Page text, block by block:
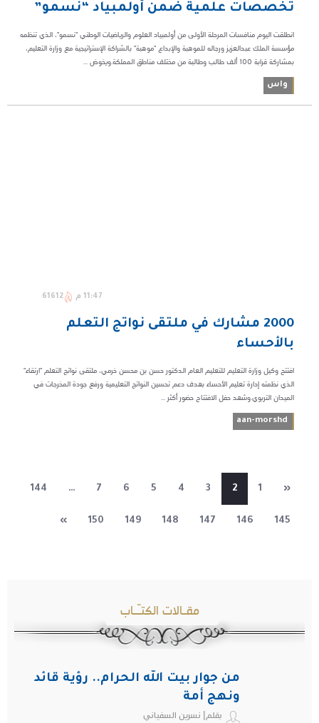
تخصصات علمية ضمن أولمبياد “نسمو”
انطلقت اليوم منافسات المرحلة الأولى من أولمبياد العلوم والرياضيات الوطني "نسمو"، الذي تنظمه
مؤسسة الملك عبدالعزيز ورجاله للموهبة والإبداع "موهبة" بالشراكة الإستراتيجية مع وزارة التعليم،
بمشاركة قرابة 100 ألف طالب وطالبة من مختلف مناطق المملكة.ويخوض ...
واس
11:47 م 61612
​2000 مشارك في ملتقى نواتج التعلم
بالأحساء
افتتح وكيل وزارة التعليم للتعليم العام الدكتور حسن بن محسن خرمي، ملتقى نواتج التعلم "ارتقاء"
الذي نظمته إدارة تعليم الأحساء بهدف دعم تحسين النواتج التعليمية ورفع جودة المخرجات في
الميدان التربوي.وشهد حفل الافتتاح حضور أكثر ...
aan-morshd
«
1
2
3
4
5
6
7
…
144
145
146
147
148
149
150
»
مقـالات الكتـّـاب
من جوار بيت الله الحرام.. رؤية قائد
ونهج أمة
بقلم| نسرين السفياني